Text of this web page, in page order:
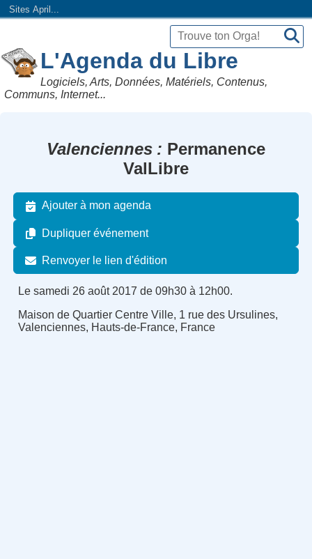
Sites April...
L'Agenda du Libre
Logiciels, Arts, Données, Matériels, Contenus,
Communs, Internet...
Valenciennes
Permanence
ValLibre
Ajouter à mon agenda
Dupliquer événement
Renvoyer le lien d'édition
Le samedi 26 août 2017 de 09h30 à 12h00.
Maison de Quartier Centre Ville, 1 rue des Ursulines,
Valenciennes, Hauts-de-France, France